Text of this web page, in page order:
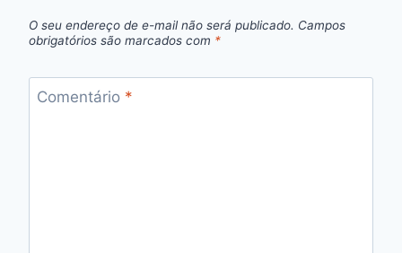
O seu endereço de e-mail não será publicado. Campos
obrigatórios são marcados com *
Comentário *